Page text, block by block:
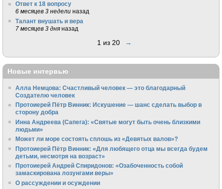
Ответ к 18 вопросу
6 месяцев 3 недели назад
Талант внушать и вера
7 месяцев 3 дня назад
1 из 20 →
Новые интервью
Алла Немцова: Счастливый человек — это благодарный
Создателю человек
Протоиерей Пётр Винник: Искушение — шанс сделать выбор в
сторону добра
Инна Андреева (Сапега): «Святые могут быть очень близкими
людьми»
Может ли море состоять сплошь из «Девятых валов»?
Протоиерей Пётр Винник: «Для любящего отца мы всегда будем
детьми, несмотря на возраст»
Протоиерей Андрей Спиридонов: «Озабоченность собой
замаскирована лозунгами веры»
О рассуждении и осуждении